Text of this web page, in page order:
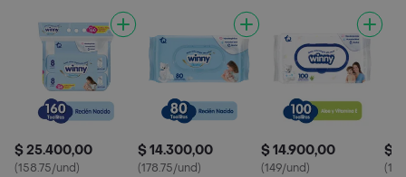
$ 25.400,00
(158.75/und)
$ 14.300,00
(178.75/und)
$ 14.900,00
(149/und)
$